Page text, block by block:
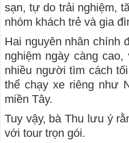
sạn, tự do trải nghiệm,
nhóm khách trẻ và gia
Hai nguyên nhân chính
nghiệm ngày càng
nhiều người tìm cách
thể chạy xe riêng như
miền Tây.
Tuy vậy, bà Thu lưu ý
với tour trọn gói.